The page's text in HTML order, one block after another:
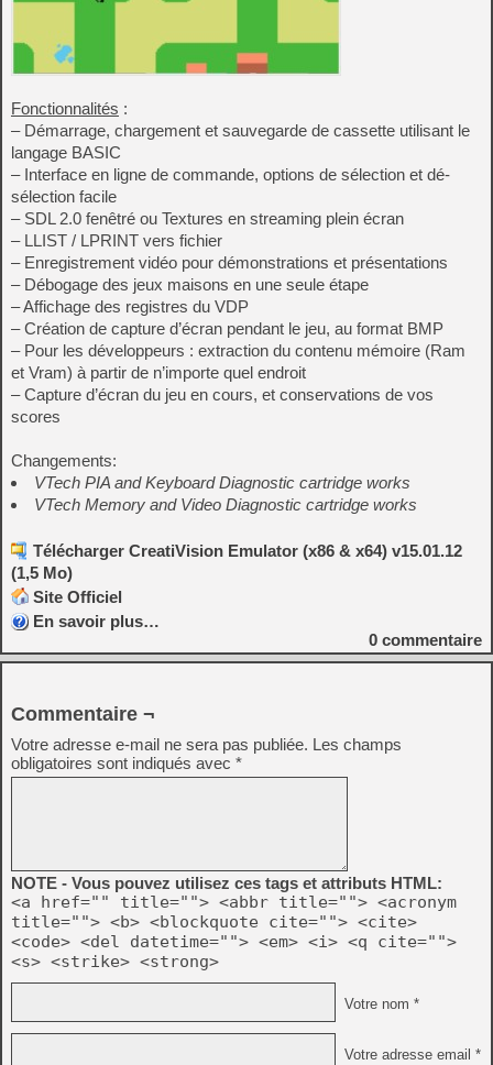
Fonctionnalités :
– Démarrage, chargement et sauvegarde de cassette utilisant le
langage BASIC
– Interface en ligne de commande, options de sélection et dé-
sélection facile
– SDL 2.0 fenêtré ou Textures en streaming plein écran
– LLIST / LPRINT vers fichier
– Enregistrement vidéo pour démonstrations et présentations
– Débogage des jeux maisons en une seule étape
– Affichage des registres du VDP
– Création de capture d’écran pendant le jeu, au format BMP
– Pour les développeurs : extraction du contenu mémoire (Ram
et Vram) à partir de n’importe quel endroit
– Capture d’écran du jeu en cours, et conservations de vos
scores
Changements:
VTech PIA and Keyboard Diagnostic cartridge works
VTech Memory and Video Diagnostic cartridge works
Télécharger CreatiVision Emulator (x86 & x64) v15.01.12
(1,5 Mo)
Site Officiel
En savoir plus…
0 commentaire
Commentaire ¬
Votre adresse e-mail ne sera pas publiée. Les champs
obligatoires sont indiqués avec *
NOTE - Vous pouvez utilisez ces tags et attributs HTML:
<a href="" title=""> <abbr title=""> <acronym
title=""> <b> <blockquote cite=""> <cite>
<code> <del datetime=""> <em> <i> <q cite="">
<s> <strike> <strong>
Votre nom *
Votre adresse email *